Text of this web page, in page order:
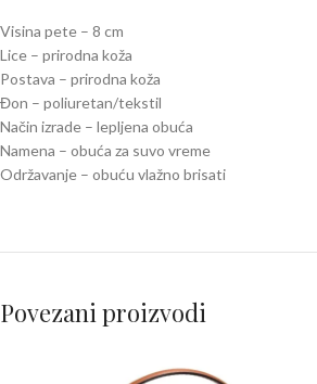
Visina pete – 8 cm
Lice – prirodna koža
Postava – prirodna koža
Đon – poliuretan/tekstil
Način izrade – lepljena obuća
Namena – obuća za suvo vreme
Održavanje – obuću vlažno brisati
Povezani proizvodi